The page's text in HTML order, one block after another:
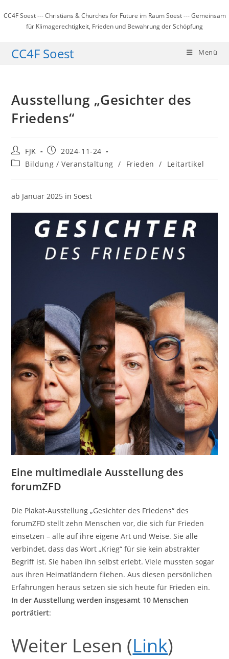
Inhalt
springen
CC4F Soest --- Christians & Churches for Future im Raum Soest --- Gemeinsam
für Klimagerechtigkeit, Frieden und Bewahrung der Schöpfung
CC4F Soest Menü
Ausstellung „Gesichter des
Friedens“
Beitrags-
Autor:
FJK
Beitrag
veröffentlicht:
2024-11-24
Beitrags-
Bildung / Veranstaltung / Frieden / Leitartikel
ab Januar 2025 in Soest
Eine multimediale Ausstellung des
forumZFD
Die Plakat-Ausstellung „Gesichter des Friedens“ des
forumZFD stellt zehn Menschen vor, die sich für Frieden
einsetzen – alle auf ihre eigene Art und Weise. Sie alle
verbindet, dass das Wort „Krieg“ für sie kein abstrakter
Begriff ist. Sie haben ihn selbst erlebt. Viele mussten sogar
aus ihren Heimatländern fliehen. Aus diesen persönlichen
Erfahrungen heraus setzen sie sich heute für Frieden ein.
In der Ausstellung werden insgesamt 10 Menschen
porträtiert:
Weiter Lesen (Link)